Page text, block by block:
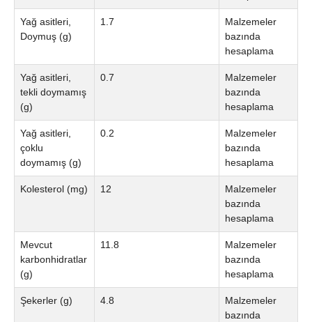
Yağ asitleri,
Doymuş (g)
1.7
Malzemeler
bazında
hesaplama
Yağ asitleri,
tekli doymamış
(g)
0.7
Malzemeler
bazında
hesaplama
Yağ asitleri,
çoklu
doymamış (g)
0.2
Malzemeler
bazında
hesaplama
Kolesterol (mg) 12
Malzemeler
bazında
hesaplama
Mevcut
karbonhidratlar
(g)
11.8
Malzemeler
bazında
hesaplama
Şekerler (g) 4.8
Malzemeler
bazında